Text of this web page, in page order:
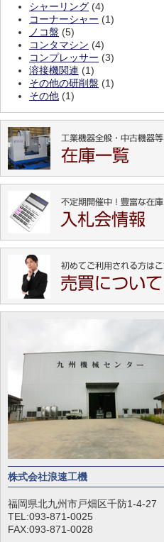
シャーリング (4)
コーナーシャー (1)
ノコ盤 (5)
コンタマシン (4)
コンプレッサー (3)
溶接機関連 (1)
その他の研削盤 (1)
その他 (1)
株式会社浪速工機
福岡県北九州市戸畑区千防1-4-27
TEL:093-871-0025
FAX:093-871-0028